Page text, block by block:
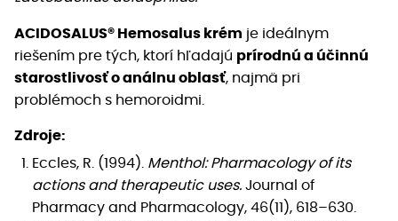
ACIDOSALUS® Hemosalus krém je ideálnym
riešením pre tých, ktorí hľadajú prírodnú a účinnú
starostlivosť o análnu oblasť, najmä pri
problémoch s hemoroidmi.
Zdroje:
Eccles, R. (1994). Menthol: Pharmacology of its
actions and therapeutic uses. Journal of
Pharmacy and Pharmacology, 46(11), 618–630.